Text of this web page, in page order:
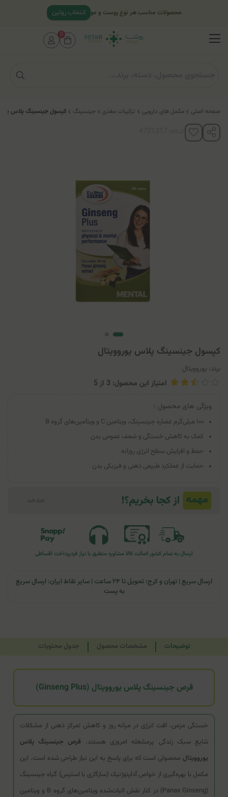
صفحه اصلی مکمل های دارویی ترکیبات مغذی جینسینگ کپسول جینسینگ پلاس
کپسول جینسینگ پلاس یوروویتال
برند: یوروویتال
امتیاز این محصول: 3 از 5
ویژگی های محصول :
۱۰۰ میلی‌گرم عصاره جینسینگ، ویتامین C و ویتامین‌های گروه B
کمک به کاهش خستگی و ضعف عمومی بدن
حفظ و افزایش سطح انرژی روزانه
حمایت از عملکرد طبیعی ذهنی و فیزیکی بدن
ارسال به تمام کشوراصالت کالا مشاوره منطبق با نیاز فردپرداخت اقساطی
ارسال سریع | تهران و کرج: تحویل تا ۲۴ ساعت | سایر نقاط ایران: ارسال سریع
به پست
توضیحات مشخصات محصول جدول محتویات
قرص جینسینگ پلاس یوروویتال (Ginseng Plus)
خستگی مزمن، افت انرژی در میانه روز و کاهش تمرکز ذهنی از مشکلات
شایع سبک زندگی پرمشغله امروزی هستند. قرص جینسینگ پلاس
یوروویتال محصولی است که برای پاسخ به این نیاز طراحی شده است. این
مکمل با بهره‌گیری از خواص آداپتوژنیک (سازگاری با استرس) گیاه جینسینگ
(Panax Ginseng) در کنار نقش اثبات‌شده ویتامین‌های گروه B و ویتامین
محصولات مناسب هر نوع پوست و مو انتخاب روتین
0